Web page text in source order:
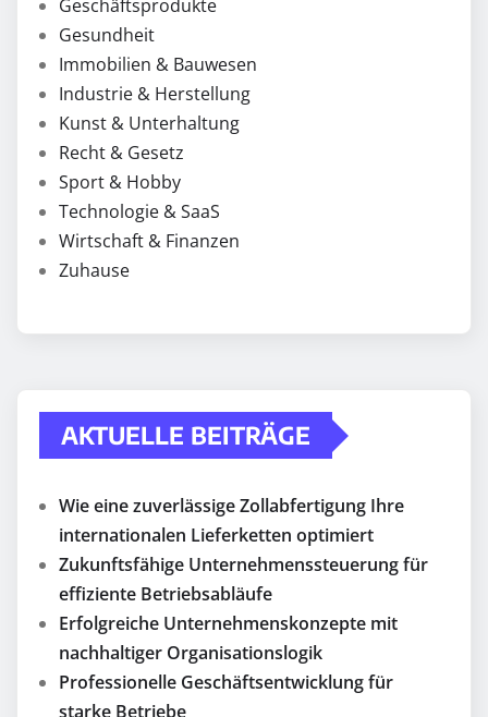
Geschäftsprodukte
Gesundheit
Immobilien & Bauwesen
Industrie & Herstellung
Kunst & Unterhaltung
Recht & Gesetz
Sport & Hobby
Technologie & SaaS
Wirtschaft & Finanzen
Zuhause
AKTUELLE BEITRÄGE
Wie eine zuverlässige Zollabfertigung Ihre
internationalen Lieferketten optimiert
Zukunftsfähige Unternehmenssteuerung für
effiziente Betriebsabläufe
Erfolgreiche Unternehmenskonzepte mit
nachhaltiger Organisationslogik
Professionelle Geschäftsentwicklung für
starke Betriebe